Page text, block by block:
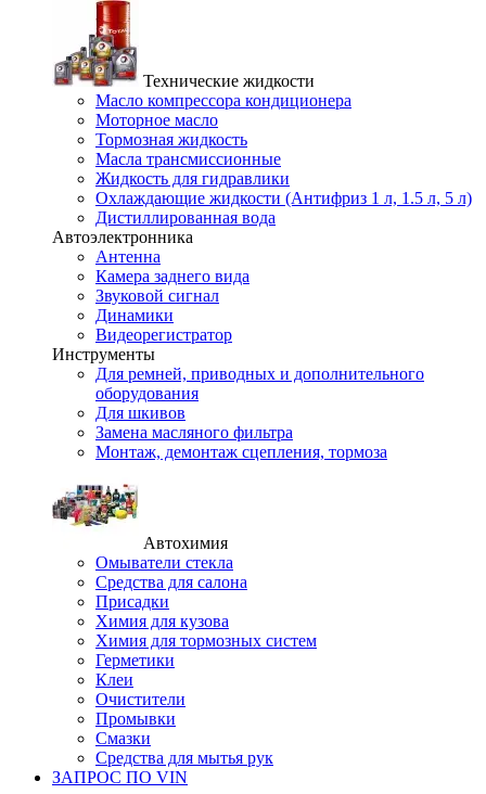
Технические жидкости
Масло компрессора кондиционера
Моторное масло
Тормозная жидкость
Масла трансмиссионные
Жидкость для гидравлики
Охлаждающие жидкости (Антифриз 1 л, 1.5 л, 5 л)
Дистиллированная вода
Автоэлектронника
Антенна
Камера заднего вида
Звуковой сигнал
Динамики
Видеорегистратор
Инструменты
Для ремней, приводных и дополнительного
оборудования
Для шкивов
Замена масляного фильтра
Монтаж, демонтаж сцепления, тормоза
Автохимия
Омыватели стекла
Средства для салона
Присадки
Химия для кузова
Химия для тормозных систем
Герметики
Клеи
Очистители
Промывки
Смазки
Средства для мытья рук
ЗАПРОС ПО VIN